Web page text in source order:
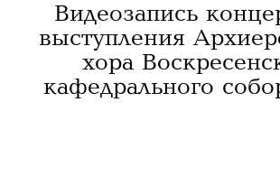
Видеозапись
выступления
хора
кафедрального